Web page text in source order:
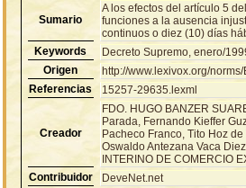
Sumario
A los efectos del artículo 5
funciones a la ausencia
continuos o diez (10) días
Keywords
Decreto Supremo, enero/
Origen
http://www.lexivox.org/
Referencias
15257-29635.lexml
Creador
FDO. HUGO BANZER
Parada, Fernando Kieffer
Pacheco Franco, Tito Hoz
Oswaldo Antezana Vaca
INTERINO DE COMERCIO
Contribuidor
DeveNet.net